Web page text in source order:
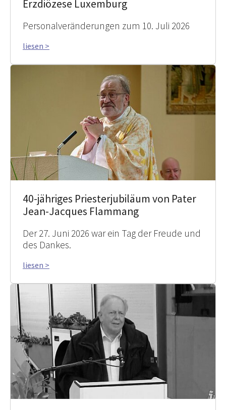
Erzdiözese Luxemburg
Personalveränderungen zum 10. Juli 2026
liesen >
40-jähriges Priesterjubiläum von Pater
Jean-Jacques Flammang
Der 27. Juni 2026 war ein Tag der Freude und
des Dankes.
liesen >